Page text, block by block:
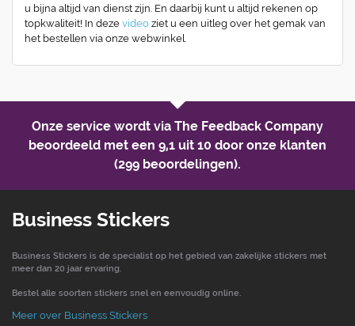
u bijna altijd van dienst zijn. En daarbij kunt u altijd rekenen op
topkwaliteit! In deze video ziet u een uitleg over het gemak van
het bestellen via onze webwinkel.
Onze service wordt via The Feedback Company
beoordeeld met een 9,1 uit 10 door onze klanten
(299 beoordelingen).
Business Stickers
Business Stickers is de specialist op het gebied van zakelijke stickers met
meer dan 20 jaar ervaring.
Bestel alle soorten stickers snel en eenvoudig online.
Meer over Business Stickers